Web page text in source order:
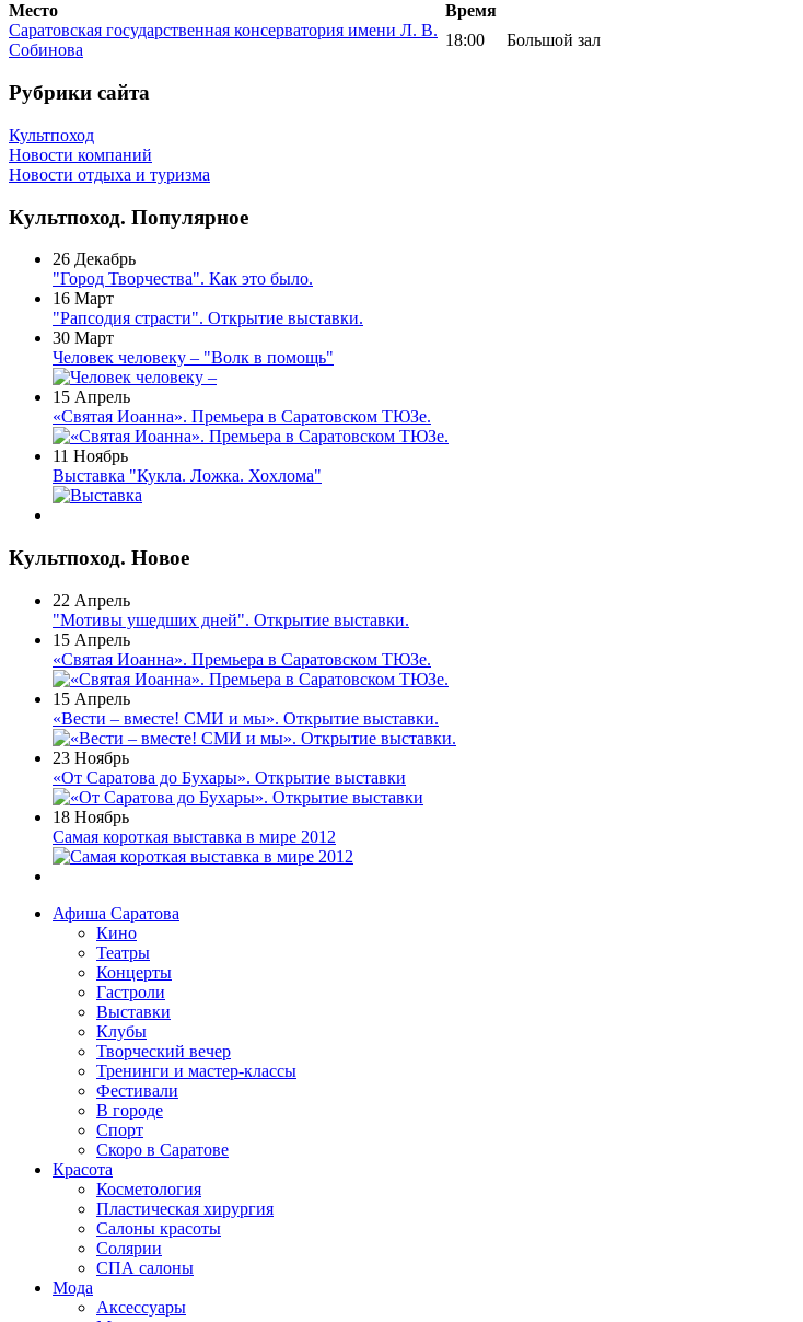
Место Время
Саратовская государственная консерватория имени Л. В.
Собинова
18:00 Большой зал
Рубрики сайта
Культпоход
Новости компаний
Новости отдыха и туризма
Культпоход. Популярное
26 Декабрь
"Город Творчества". Как это было.
16 Март
"Рапсодия страсти". Открытие выставки.
30 Март
Человек человеку – "Волк в помощь"
15 Апрель
«Святая Иоанна». Премьера в Саратовском ТЮЗе.
11 Ноябрь
Выставка "Кукла. Ложка. Хохлома"
Культпоход. Новое
22 Апрель
"Мотивы ушедших дней". Открытие выставки.
15 Апрель
«Святая Иоанна». Премьера в Саратовском ТЮЗе.
15 Апрель
«Вести – вместе! СМИ и мы». Открытие выставки.
23 Ноябрь
«От Саратова до Бухары». Открытие выставки
18 Ноябрь
Самая короткая выставка в мире 2012
Афиша Саратова
Кино
Театры
Концерты
Гастроли
Выставки
Клубы
Творческий вечер
Тренинги и мастер-классы
Фестивали
В городе
Спорт
Скоро в Саратове
Красота
Косметология
Пластическая хирургия
Салоны красоты
Солярии
СПА салоны
Мода
Аксессуары